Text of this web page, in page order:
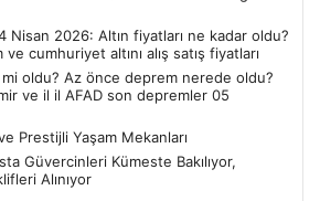
Nisan 2026: Altın fiyatları ne kadar oldu?
cumhuriyet altını alış satış fiyatları
oldu? Az önce deprem nerede oldu?
ve il il AFAD son depremler 05
Prestijli Yaşam Mekanları
Güvercinleri Kümeste Bakılıyor,
Alınıyor